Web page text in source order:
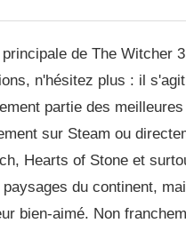
de The Witcher
n'hésitez plus : il
partie des meilleures
sur Steam ou
Hearts of Stone et
du continent,
bien-aimé. Non